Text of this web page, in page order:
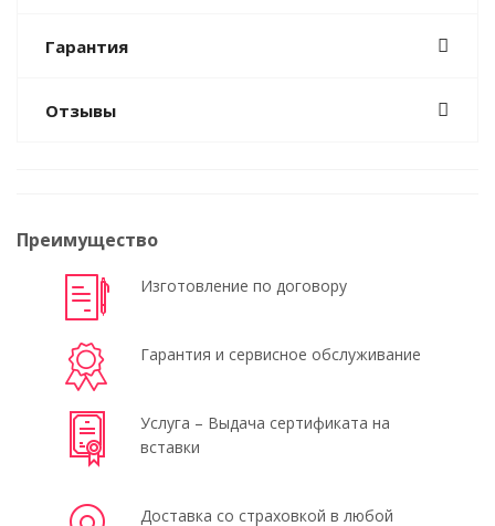
Гарантия
Отзывы
Преимущество
Изготовление по договору
Гарантия и сервисное обслуживание
Услуга – Выдача сертификата на
вставки
Доставка со страховкой в любой